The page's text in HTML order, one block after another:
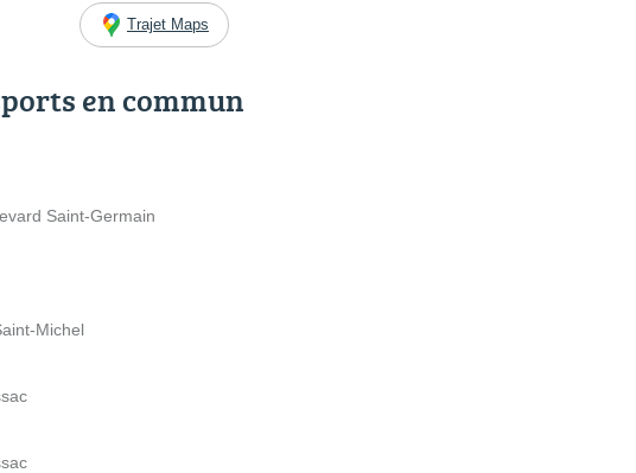
Trajet Maps
en commun
Saint-Germain
Michel